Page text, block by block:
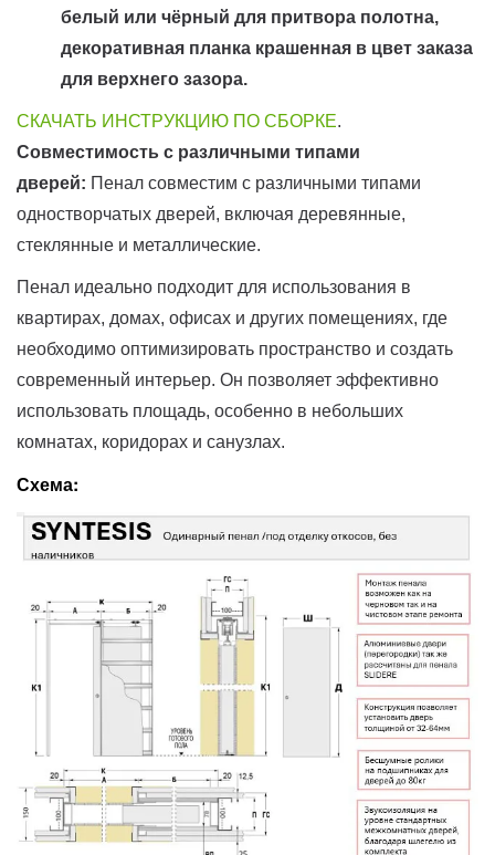
белый или чёрный для притвора полотна,
декоративная планка крашенная в цвет заказа
для верхнего зазора.
СКАЧАТЬ ИНСТРУКЦИЮ ПО СБОРКЕ.
Совместимость с различными типами
дверей: Пенал совместим с различными типами
одностворчатых дверей, включая деревянные,
стеклянные и металлические.
Пенал идеально подходит для использования в
квартирах, домах, офисах и других помещениях, где
необходимо оптимизировать пространство и создать
современный интерьер. Он позволяет эффективно
использовать площадь, особенно в небольших
комнатах, коридорах и санузлах.
Схема: